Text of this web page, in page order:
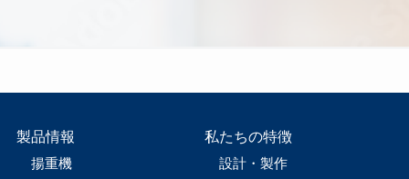
製品情報
揚重機
私たちの特徴
設計・製作